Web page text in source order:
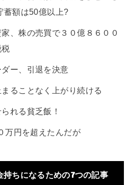
蓄額は50億以上?
家、株の売買で３０億８６００
ー、引退を決意
まることなく上がり続ける
れる貧乏飯！
万円を超えたんだが
持ちになるための7つの記事